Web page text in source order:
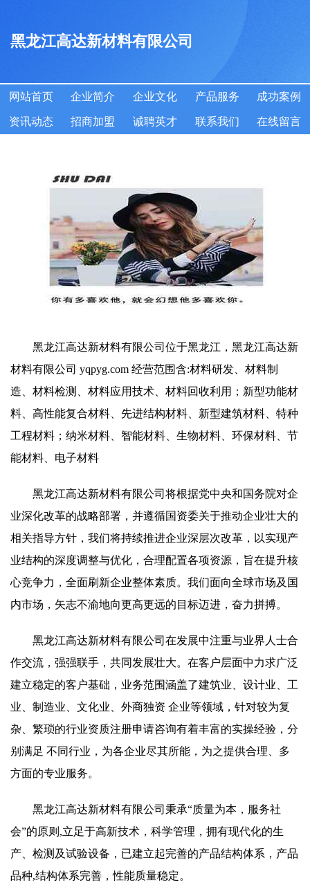
黑龙江高达新材料有限公司
网站首页 企业简介 企业文化 产品服务 成功案例
资讯动态 招商加盟 诚聘英才 联系我们 在线留言
黑龙江高达新材料有限公司位于黑龙江，黑龙江高达新
材料有限公司 yqpyg.com 经营范围含:材料研发、材料制
造、材料检测、材料应用技术、材料回收利用；新型功能材
料、高性能复合材料、先进结构材料、新型建筑材料、特种
工程材料；纳米材料、智能材料、生物材料、环保材料、节
能材料、电子材料
黑龙江高达新材料有限公司将根据党中央和国务院对企
业深化改革的战略部署，并遵循国资委关于推动企业壮大的
相关指导方针，我们将持续推进企业深层次改革，以实现产
业结构的深度调整与优化，合理配置各项资源，旨在提升核
心竞争力，全面刷新企业整体素质。我们面向全球市场及国
内市场，矢志不渝地向更高更远的目标迈进，奋力拼搏。
黑龙江高达新材料有限公司在发展中注重与业界人士合
作交流，强强联手，共同发展壮大。在客户层面中力求广泛
建立稳定的客户基础，业务范围涵盖了建筑业、设计业、工
业、制造业、文化业、外商独资 企业等领域，针对较为复
杂、繁琐的行业资质注册申请咨询有着丰富的实操经验，分
别满足 不同行业，为各企业尽其所能，为之提供合理、多
方面的专业服务。
黑龙江高达新材料有限公司秉承“质量为本，服务社
会”的原则,立足于高新技术，科学管理，拥有现代化的生
产、检测及试验设备，已建立起完善的产品结构体系，产品
品种,结构体系完善，性能质量稳定。